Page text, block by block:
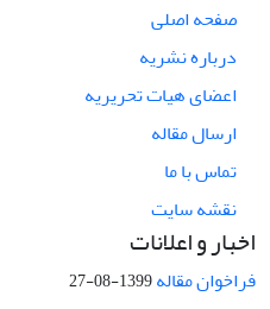
صفحه اصلی
درباره نشریه
اعضای هیات تحریریه
ارسال مقاله
تماس با ما
نقشه سایت
اخبار و اعلانات
فراخوان مقاله1399-08-27